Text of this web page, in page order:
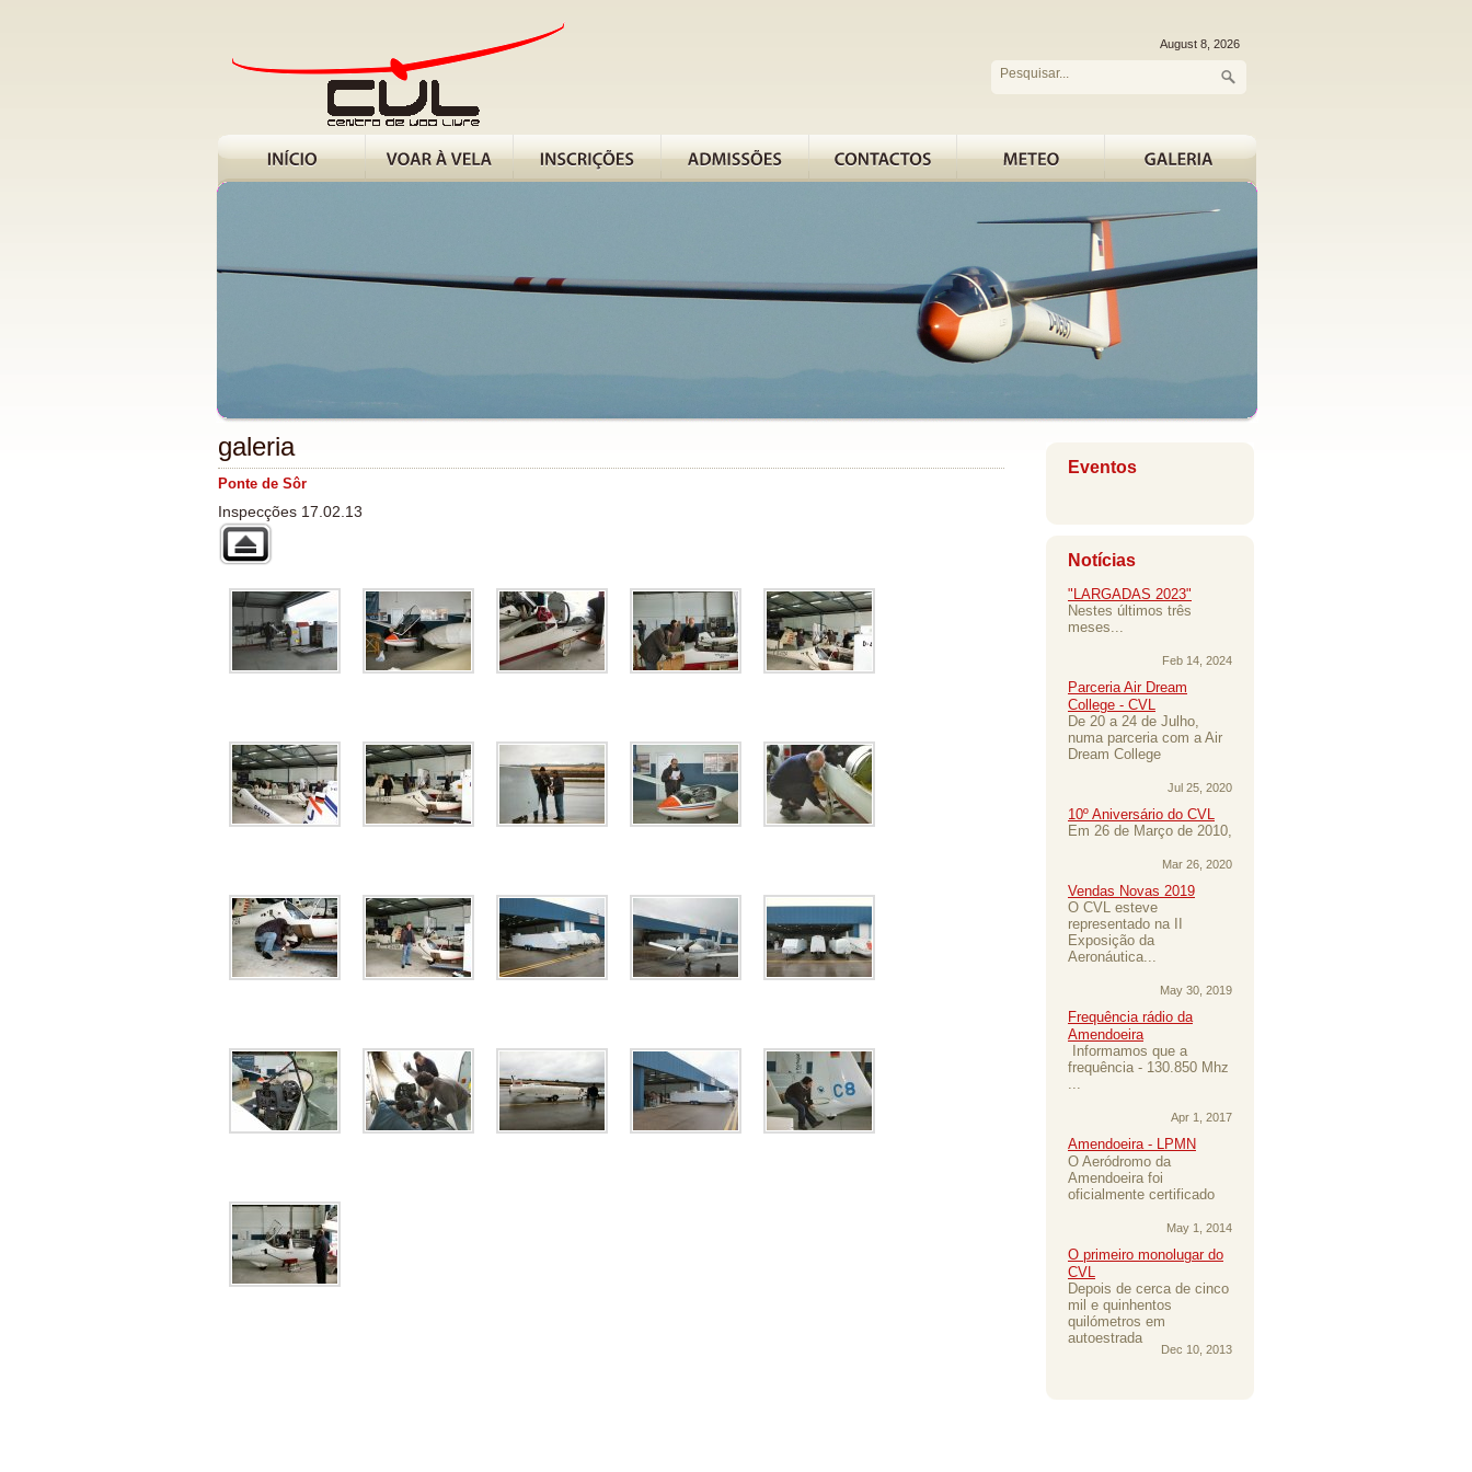
galeria
Ponte de Sôr
Inspecções 17.02.13
Eventos
Notícias
"LARGADAS 2023"
Nestes últimos três
meses...
Feb 14, 2024
Parceria Air Dream
College - CVL
De 20 a 24 de Julho,
numa parceria com a Air
Dream College
Jul 25, 2020
10º Aniversário do CVL
Em 26 de Março de 2010,
Mar 26, 2020
Vendas Novas 2019
O CVL esteve
representado na II
Exposição da
Aeronáutica...
May 30, 2019
Frequência rádio da
Amendoeira
Informamos que a
frequência - 130.850 Mhz
...
Apr 1, 2017
Amendoeira - LPMN
O Aeródromo da
Amendoeira foi
oficialmente certificado
May 1, 2014
O primeiro monolugar do
CVL
Depois de cerca de cinco
mil e quinhentos
quilómetros em
autoestrada
Dec 10, 2013